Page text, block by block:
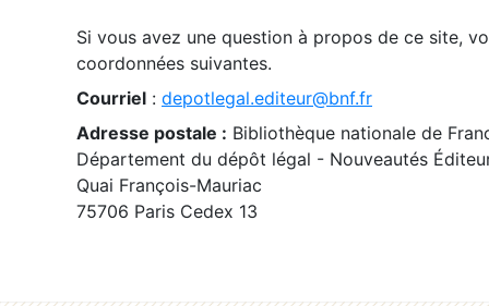
Si vous avez une question à propos de ce site,
coordonnées suivantes.
Courriel : depotlegal.editeur@bnf.fr
Adresse postale : Bibliothèque nationale de
Département du dépôt légal - Nouveautés
Quai François-Mauriac
75706 Paris Cedex 13